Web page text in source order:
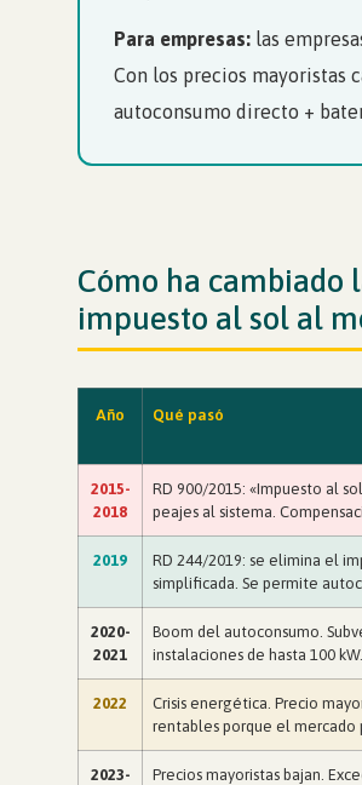
Para empresas: las
Con los precios mayoristas
autoconsumo directo +
Cómo ha cambiado
impuesto al sol al
Año Qué pasó
2015-
2018
RD 900/2015: «Impuesto al
peajes al sistema.
2019
RD 244/2019: se elimina el
simplificada. Se permite
2020-
2021
Boom del autoconsumo.
instalaciones de hasta 100 kW.
2022
Crisis energética. Precio
rentables porque el mercado
2023-
Precios mayoristas bajan.